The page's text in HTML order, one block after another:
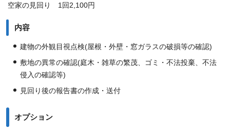
空家の見回り 1回2,100円
内容
建物の外観目視点検(屋根・外壁・窓ガラスの破損等の確認)
敷地の異常の確認(庭木・雑草の繁茂、ゴミ・不法投棄、不法
侵入の確認等)
見回り後の報告書の作成・送付
オプション